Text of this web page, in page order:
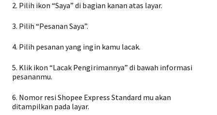
2. Pilih ikon “Saya” di bagian kanan atas layar.
3. Pilih “Pesanan Saya”.
4. Pilih pesanan yang ingin kamu lacak.
5. Klik ikon “Lacak Pengirimannya” di bawah informasi
pesananmu.
6. Nomor resi Shopee Express Standard mu akan
ditampilkan pada layar.